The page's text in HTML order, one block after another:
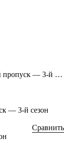
— 3-й сезон
— 3-й сезон
Сравнить